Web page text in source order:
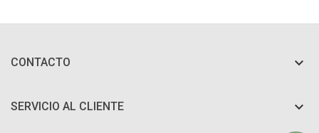
CONTACTO 
SERVICIO AL CLIENTE 